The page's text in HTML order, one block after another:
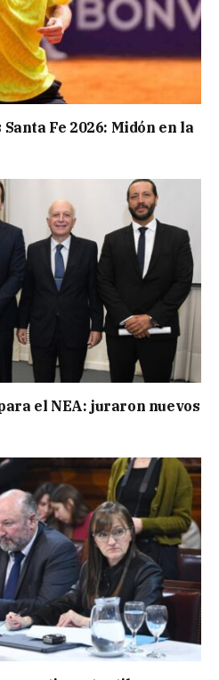
Fe 2026: Midón en la
el NEA: juraron nuevos